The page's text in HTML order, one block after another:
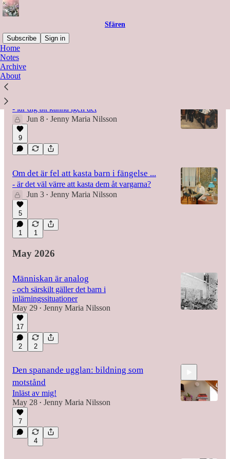
Sfären
Subscribe
Sign in
Home
Notes
Archive
About
Latest
- lär dig att känna igen det
Jun 8 • Jenny Maria Nilsson
9
Om det är fel att kasta barn i fängelse ...
- är det väl värre att kasta dem åt vargarna?
Jun 3 • Jenny Maria Nilsson
5
1 1
May 2026
Människan är analog
- och särskilt gäller det barn i
inlärningssituationer
May 29 • Jenny Maria Nilsson
17
2 2
Den spanande ugglan: bildning som
motstånd
Inläst av mig!
May 28 • Jenny Maria Nilsson
7
4